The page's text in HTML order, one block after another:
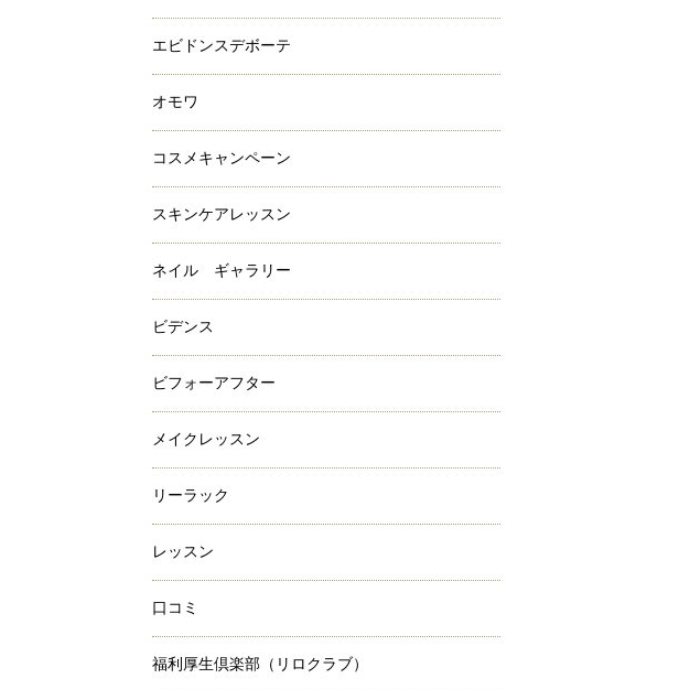
エビドンスデボーテ
オモワ
コスメキャンペーン
スキンケアレッスン
ネイル ギャラリー
ビデンス
ビフォーアフター
メイクレッスン
リーラック
レッスン
口コミ
福利厚生倶楽部（リロクラブ）